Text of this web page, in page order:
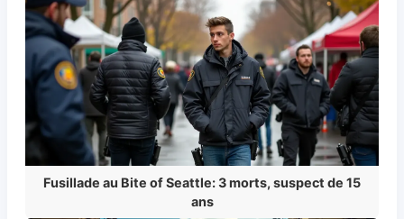
Fusillade au Bite of Seattle: 3 morts, suspect de 15
ans